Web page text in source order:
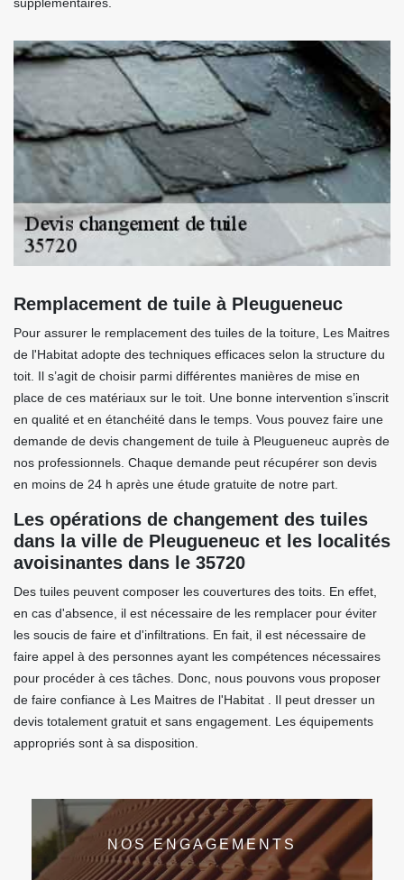
Remplacement de tuile à Pleugueneuc
Pour assurer le remplacement des tuiles de la toiture, Les Maitres
de l'Habitat adopte des techniques efficaces selon la structure du
toit. Il s’agit de choisir parmi différentes manières de mise en
place de ces matériaux sur le toit. Une bonne intervention s’inscrit
en qualité et en étanchéité dans le temps. Vous pouvez faire une
demande de devis changement de tuile à Pleugueneuc auprès de
nos professionnels. Chaque demande peut récupérer son devis
en moins de 24 h après une étude gratuite de notre part.
Les opérations de changement des tuiles
dans la ville de Pleugueneuc et les localités
avoisinantes dans le 35720
Des tuiles peuvent composer les couvertures des toits. En effet,
en cas d'absence, il est nécessaire de les remplacer pour éviter
les soucis de faire et d'infiltrations. En fait, il est nécessaire de
faire appel à des personnes ayant les compétences nécessaires
pour procéder à ces tâches. Donc, nous pouvons vous proposer
de faire confiance à Les Maitres de l'Habitat . Il peut dresser un
devis totalement gratuit et sans engagement. Les équipements
appropriés sont à sa disposition.
NOS ENGAGEMENTS